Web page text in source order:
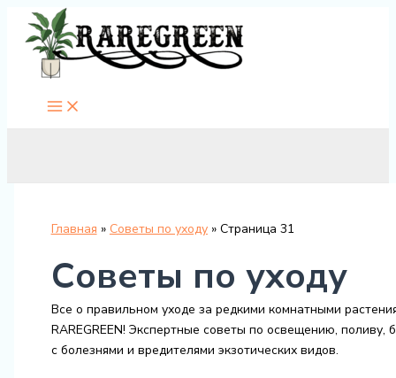
Перейти
содержимому
Главная Советы по уходу Страница 31
Советы по уходу
Все о правильном уходе за редкими комнатными
RAREGREEN! Экспертные советы по освещению, поливу,
с болезнями и вредителями экзотических видов.